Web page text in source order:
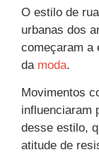
O estilo de
urbanas dos
começaram a
da moda.
Movimentos
influenciaram
desse estilo,
atitude de